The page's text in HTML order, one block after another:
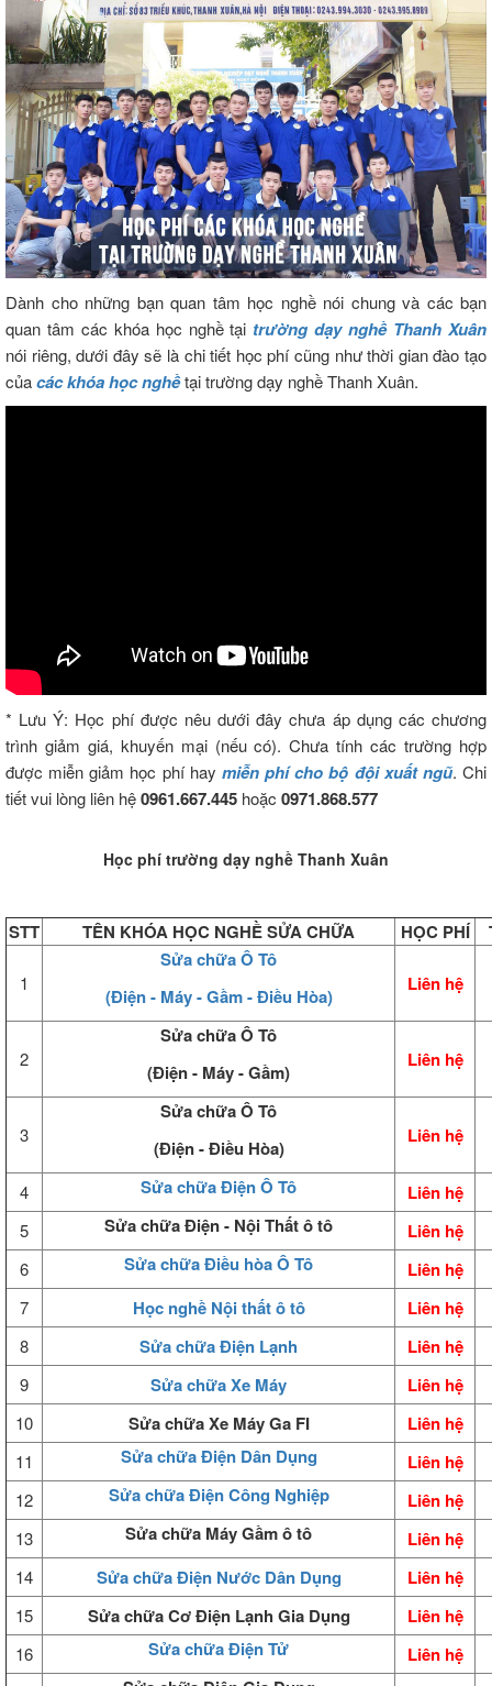
Dành cho những bạn quan tâm học nghề nói chung và các bạn
quan tâm các khóa học nghề tại trường dạy nghề Thanh Xuân
nói riêng, dưới đây sẽ là chi tiết học phí cũng như thời gian đào tạo
củacác khóa học nghềtại trường dạy nghề Thanh Xuân.
* Lưu Ý: Học phí được nêu dưới đây chưa áp dụng các chương
trình giảm giá, khuyến mại (nếu có). Chưa tính các trường hợp
được miễn giảm học phí hay miễn phí cho bộ đội xuất ngũ. Chi
tiết vui lòng liên hệ0961.667.445 hoặc 0971.868.577
Học phí trường dạy nghề Thanh Xuân
STT TÊN KHÓA HỌC NGHỀ SỬA CHỮA HỌC PHÍ
1
Sửa chữa Ô Tô
(Điện - Máy - Gầm - Điều Hòa)
Liên hệ
2
Sửa chữa Ô Tô
(Điện - Máy - Gầm)
Liên hệ
3
Sửa chữa Ô Tô
(Điện - Điều Hòa)
Liên hệ
4 Sửa chữa Điện Ô Tô Liên hệ
5 Sửa chữa Điện - Nội Thất ô tô Liên hệ
6 Sửa chữa Điều hòa Ô Tô Liên hệ
7 Học nghề Nội thất ô tô Liên hệ
8 Sửa chữa Điện Lạnh Liên hệ
9 Sửa chữa Xe Máy Liên hệ
10 Sửa chữa Xe Máy Ga FI Liên hệ
11 Sửa chữa Điện Dân Dụng Liên hệ
12 Sửa chữa Điện Công Nghiệp Liên hệ
13 Sửa chữa Máy Gầm ô tô Liên hệ
14 Sửa chữa Điện Nước Dân Dụng Liên hệ
15 Sửa chữa Cơ Điện Lạnh Gia Dụng Liên hệ
16 Sửa chữa Điện Tử Liên hệ